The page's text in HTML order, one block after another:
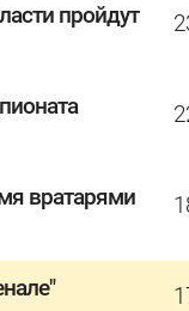
пройдут
вратарями